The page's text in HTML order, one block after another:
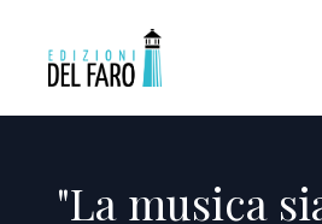
"La musica